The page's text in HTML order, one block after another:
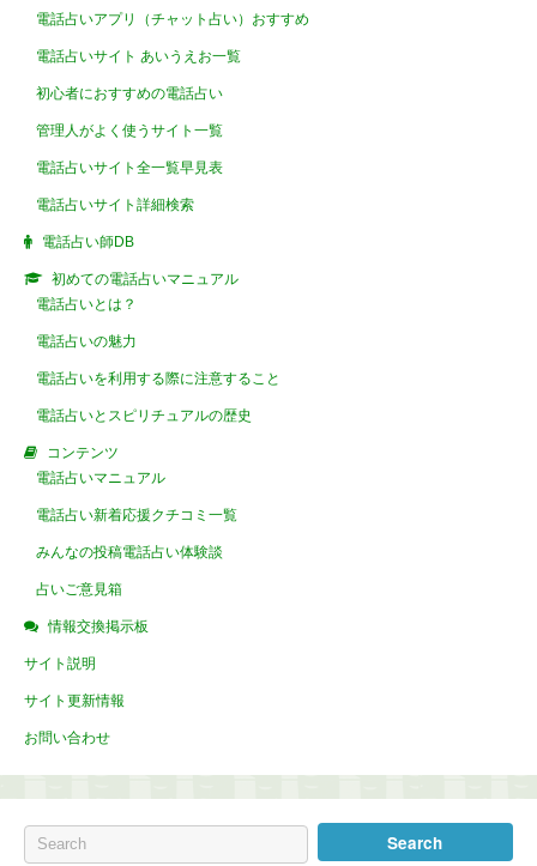
電話占いアプリ（チャット占い）おすすめ
電話占いサイト あいうえお一覧
初心者におすすめの電話占い
管理人がよく使うサイト一覧
電話占いサイト全一覧早見表
電話占いサイト詳細検索
電話占い師DB
初めての電話占いマニュアル
電話占いとは？
電話占いの魅力
電話占いを利用する際に注意すること
電話占いとスピリチュアルの歴史
コンテンツ
電話占いマニュアル
電話占い新着応援クチコミ一覧
みんなの投稿電話占い体験談
占いご意見箱
情報交換掲示板
サイト説明
サイト更新情報
お問い合わせ